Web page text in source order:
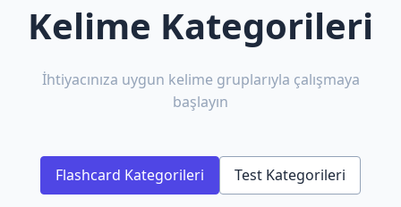
Kelime Kategorileri
İhtiyacınıza uygun kelime gruplarıyla çalışmaya
başlayın
Flashcard Kategorileri Test Kategorileri